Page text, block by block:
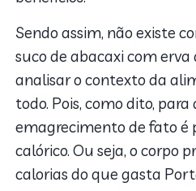
Sendo assim, não existe
suco de abacaxi com
analisar o contexto da
todo. Pois, como dito, para
emagrecimento de fato é
calórico. Ou seja, o corpo
calorias do que gasta